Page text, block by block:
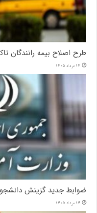
طرح اصلاح بیمه رانندگان
14 مرداد 1405
ضوابط جدید گزینش
14 مرداد 1405